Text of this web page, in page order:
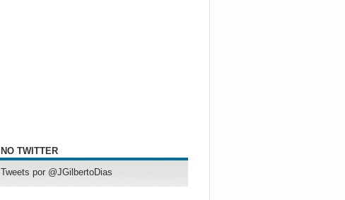
NO TWITTER
Tweets por @JGilbertoDias